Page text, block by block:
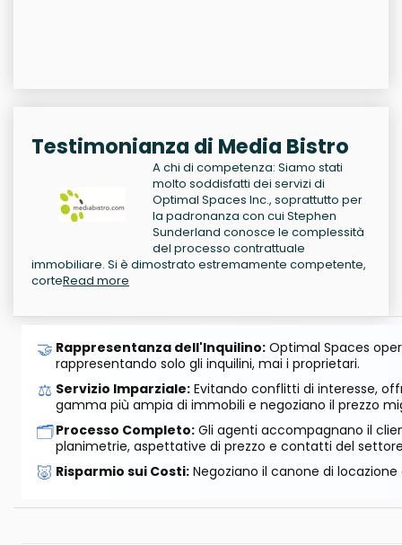
Testimonianza di Media Bistro
A chi di competenza: Siamo stati
molto soddisfatti dei servizi di
Optimal Spaces Inc., soprattutto per
la padronanza con cui Stephen
Sunderland conosce le complessità
del processo contrattuale
immobiliare. Si è dimostrato estremamente competente,
corteRead more
🤝 Rappresentanza dell'Inquilino: Optimal Spaces
rappresentando solo gli inquilini, mai i proprietari.
⚖️ Servizio Imparziale: Evitando conflitti di interesse,
gamma più ampia di immobili e negoziano il prezzo
🗂️Processo Completo: Gli agenti accompagnano il
planimetrie, aspettative di prezzo e contatti del
🐷 Risparmio sui Costi: Negoziano il canone di